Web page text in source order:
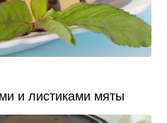
и листиками мяты